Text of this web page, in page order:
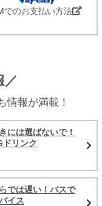
でのお支払い方法
／
情報が満載！
には選ばないで！
ドリンク
では遅い！バスで
イス